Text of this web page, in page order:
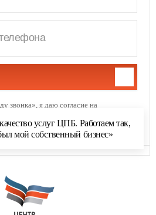
звонка», я даю согласие на
данных
услуг ЦПБ. Работаем так,
мой собственный бизнес»